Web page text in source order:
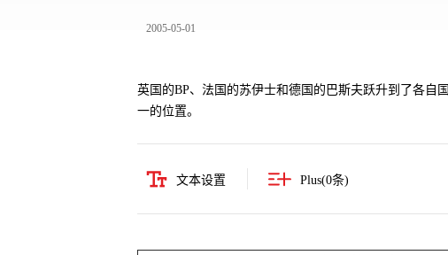
2005-05-01
英国的BP、法国的苏伊士和德国的巴斯夫跃升到了各自
一的位置。
文本设置 Plus(0条)